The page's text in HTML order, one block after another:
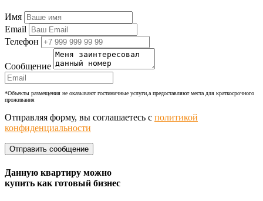
Имя
Email
Телефон
Сообщение
*Объекты размещения не оказывают гостиничные услуги,а предоставляют места для краткосрочного
проживания
Отправляя форму, вы соглашаетесь с политикой
конфиденциальности
Данную квартиру можно
купить как готовый бизнес